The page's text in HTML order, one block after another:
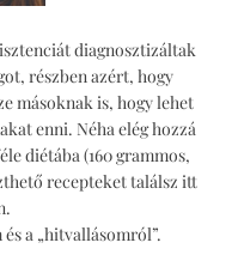
diagnosztizáltak
részben azért, hogy
másoknak is, hogy lehet
enni. Néha elég hozzá
diétába (160 grammos,
recepteket találsz itt
a „hitvallásomról”.